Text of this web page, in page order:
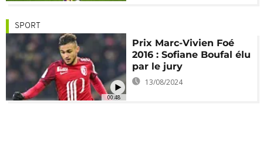
00:48
SPORT
Prix Marc-Vivien Foé
2016 : Sofiane Boufal élu
par le jury
13/08/2024